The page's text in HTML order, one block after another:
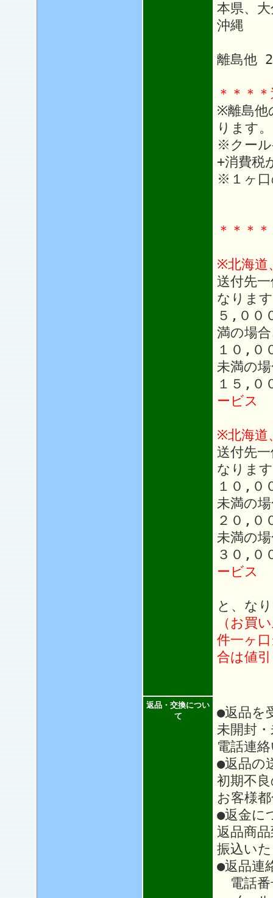
本県、
沖縄
離島他
＊＊＊
※離島他
ります。
※クール
+消費税
※１ヶ口
＊＊＊
※北海道
送付先
なりま
５,００
満の場
１０,０
未満の
１５,０
ービス
※北海道
送付先
なりま
１０,０
未満の
２０,０
未満の
３０,０
ービス
と、な
（お買
件一ヶ
合は値
返品・交換につい
て
●返品を
未開封
電話連
●返品の
初期不
お客様
●返金に
返品商
振込い
●返品連
電話番